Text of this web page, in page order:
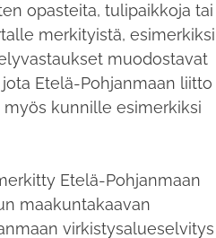
opasteita, tulipaikkoja tai
merkityistä, esimerkiksi
muodostavat
Etelä-Pohjanmaan liitto
myös kunnille esimerkiksi
Etelä-Pohjanmaan
maakuntakaavan
virkistysalueselvitys